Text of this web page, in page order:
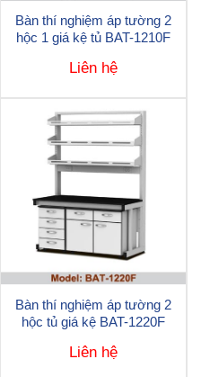
Bàn thí nghiệm áp tường 2
hộc 1 giá kệ tủ BAT-1210F
Liên hệ
Bàn thí nghiệm áp tường 2
hộc tủ giá kệ BAT-1220F
Liên hệ